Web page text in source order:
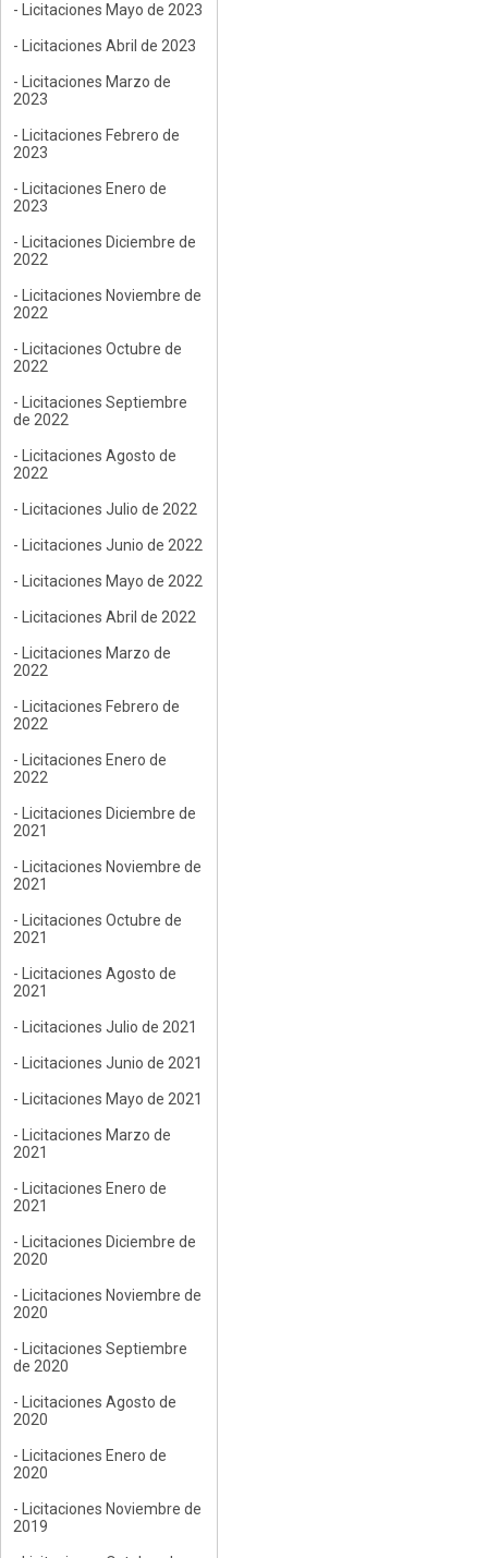
- Licitaciones Mayo de 2023
- Licitaciones Abril de 2023
- Licitaciones Marzo de
2023
- Licitaciones Febrero de
2023
- Licitaciones Enero de
2023
- Licitaciones Diciembre de
2022
- Licitaciones Noviembre de
2022
- Licitaciones Octubre de
2022
- Licitaciones Septiembre
de 2022
- Licitaciones Agosto de
2022
- Licitaciones Julio de 2022
- Licitaciones Junio de 2022
- Licitaciones Mayo de 2022
- Licitaciones Abril de 2022
- Licitaciones Marzo de
2022
- Licitaciones Febrero de
2022
- Licitaciones Enero de
2022
- Licitaciones Diciembre de
2021
- Licitaciones Noviembre de
2021
- Licitaciones Octubre de
2021
- Licitaciones Agosto de
2021
- Licitaciones Julio de 2021
- Licitaciones Junio de 2021
- Licitaciones Mayo de 2021
- Licitaciones Marzo de
2021
- Licitaciones Enero de
2021
- Licitaciones Diciembre de
2020
- Licitaciones Noviembre de
2020
- Licitaciones Septiembre
de 2020
- Licitaciones Agosto de
2020
- Licitaciones Enero de
2020
- Licitaciones Noviembre de
2019